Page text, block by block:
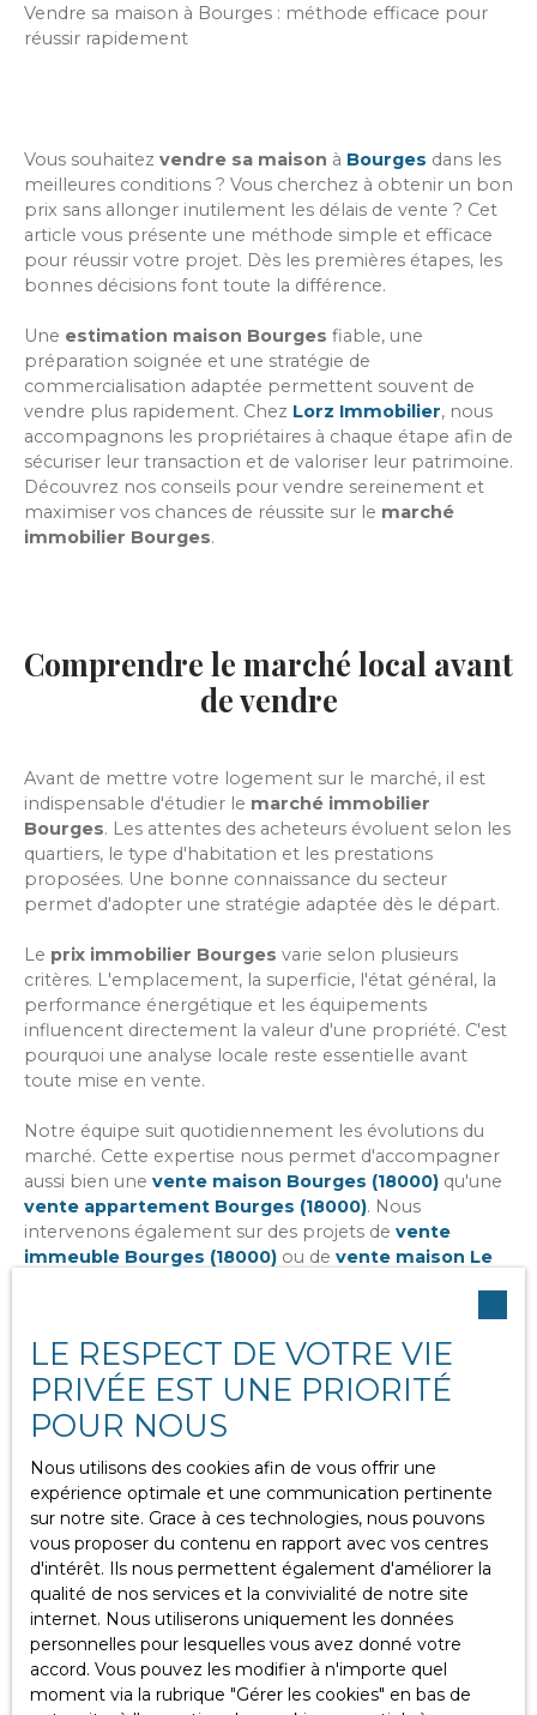
Vendre sa maison à Bourges : méthode efficace pour
réussir rapidement
Vous souhaitez vendre sa maison à Bourges dans les
meilleures conditions ? Vous cherchez à obtenir un bon
prix sans allonger inutilement les délais de vente ? Cet
article vous présente une méthode simple et efficace
pour réussir votre projet. Dès les premières étapes, les
bonnes décisions font toute la différence.
Une estimation maison Bourges fiable, une
préparation soignée et une stratégie de
commercialisation adaptée permettent souvent de
vendre plus rapidement. Chez Lorz Immobilier, nous
accompagnons les propriétaires à chaque étape afin de
sécuriser leur transaction et de valoriser leur patrimoine.
Découvrez nos conseils pour vendre sereinement et
maximiser vos chances de réussite sur le marché
immobilier Bourges.
Comprendre le marché local avant
de vendre
Avant de mettre votre logement sur le marché, il est
indispensable d'étudier le marché immobilier
Bourges. Les attentes des acheteurs évoluent selon les
quartiers, le type d'habitation et les prestations
proposées. Une bonne connaissance du secteur
permet d'adopter une stratégie adaptée dès le départ.
Le prix immobilier Bourges varie selon plusieurs
critères. L'emplacement, la superficie, l'état général, la
performance énergétique et les équipements
influencent directement la valeur d'une propriété. C'est
pourquoi une analyse locale reste essentielle avant
toute mise en vente.
Notre équipe suit quotidiennement les évolutions du
marché. Cette expertise nous permet d'accompagner
aussi bien une vente maison Bourges (18000) qu'une
vente appartement Bourges (18000). Nous
intervenons également sur des projets de vente
immeuble Bourges (18000) ou de vente maison Le
Réaliser une estimation précise
pour vendre au meilleur prix
La première question que se posent les propriétaires
est souvent :comment estimer sa maison à
Bourges ? Une estimation fiable ne repose pas
uniquement sur les annonces publiées sur Internet. Elle
nécessite une étude complète du secteur, des ventes
récentes et des caractéristiques de votre logement.
Uneestimation immobilière Bourgespermet de
LE RESPECT DE VOTRE VIE
PRIVÉE EST UNE PRIORITÉ
POUR NOUS
Nous utilisons des cookies afin de vous offrir une
expérience optimale et une communication pertinente
sur notre site. Grace à ces technologies, nous pouvons
vous proposer du contenu en rapport avec vos centres
d'intérêt. Ils nous permettent également d'améliorer la
qualité de nos services et la convivialité de notre site
internet. Nous utiliserons uniquement les données
personnelles pour lesquelles vous avez donné votre
accord. Vous pouvez les modifier à n'importe quel
moment via la rubrique ″Gérer les cookies″ en bas de